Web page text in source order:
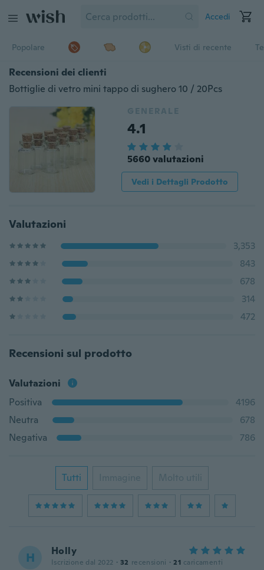
Accedi
Popolare Visti di recente
Recensioni dei clienti
Bottiglie di vetro mini tappo di sughero 10 / 20Pcs
GENERALE
4.1
5660 valutazioni
Vedi i Dettagli Prodotto
Valutazioni
3,353
843
678
314
472
Recensioni sul prodotto
Valutazioni
Positiva
4196
Neutra
678
Negativa
786
Tutti Immagine Molto utili
H Holly
Iscrizione dal 2022 · 32 recensioni · 21 caricamenti